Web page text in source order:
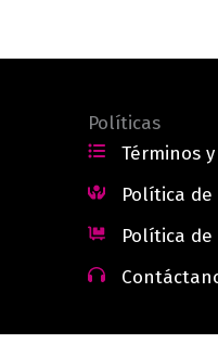
Políticas
Términos
Política de
Política